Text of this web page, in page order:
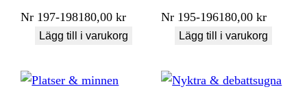
Nr 197-198180,00kr
Lägg till i varukorg
Nr 195-196180,00kr
Lägg till i varukorg